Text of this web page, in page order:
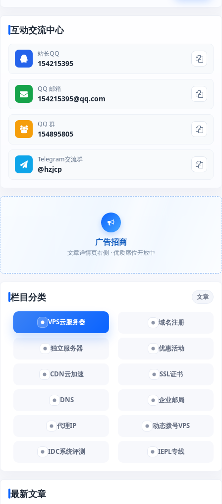
互动交流中心
站长QQ
154215395
QQ 邮箱
154215395@qq.com
QQ 群
154895805
Telegram交流群
@hzjcp
广告招商
文章详情页右侧 · 优质席位开放中
栏目分类 文章
VPS云服务器 域名注册
独立服务器 优惠活动
CDN云加速 SSL证书
DNS 企业邮局
代理IP 动态拨号VPS
IDC系统评测 IEPL专线
最新文章